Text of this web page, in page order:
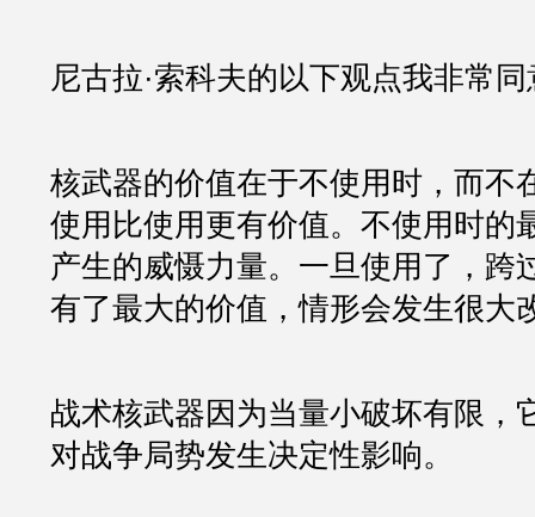
尼古拉·索科夫的以下观点我非常同
核武器的价值在于不使用时，而不
使用比使用更有价值。不使用时的
产生的威慑力量。一旦使用了，跨
有了最大的价值，情形会发生很大
战术核武器因为当量小破坏有限，
对战争局势发生决定性影响。